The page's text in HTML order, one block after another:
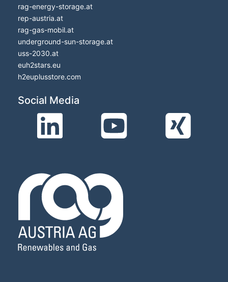
rag-energy-storage.at
rep-austria.at
rag-gas-mobil.at
underground-sun-storage.at
uss-2030.at
euh2stars.eu
h2euplusstore.com
Social Media